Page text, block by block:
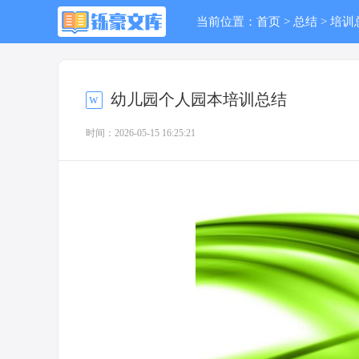
当前位置： 首页 > 总结 > 培训
幼儿园个人园本培训总结
时间：2026-05-15 16:25:21